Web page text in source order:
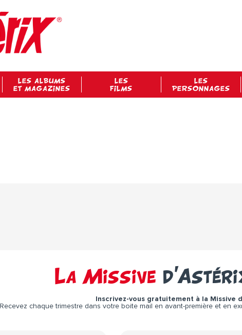
LES ALBUMS
ET MAGAZINES
LES
FILMS
LES
PERSONNAGES
La Missive
Inscrivez-vous gratuitement à la Missive
Recevez chaque trimestre dans votre boite mail en avant-première et en